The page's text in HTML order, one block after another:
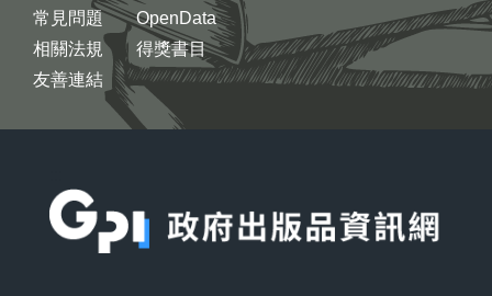
常見問題
相關法規
友善連結
OpenData
得獎書目